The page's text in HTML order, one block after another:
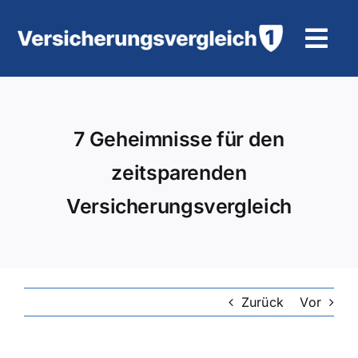
Inhalt
KFZ-Versicherung
7 Geheimnisse für den
zeitsparenden
Versicherungsvergleich
Zurück Vor